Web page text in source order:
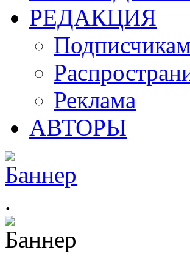
РЕДАКЦИЯ
Подписчикам
Реклама
АВТОРЫ
.